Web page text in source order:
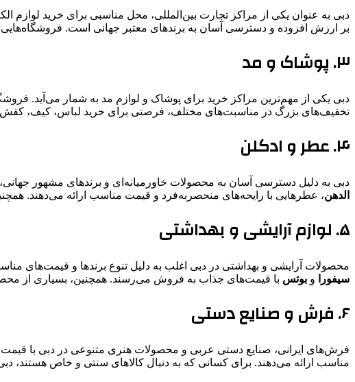
دبی به عنوان یکی از مراکز تجارت بین‌المللی، محل مناسبی برای خرید لوازم
بر ارزش افزوده و دسترسی آسان به برندهای معتبر جهانی است. فروشگاه‌هایی
۳. پوشاک و مد
دبی یکی از مهم‌ترین مراکز خرید برای پوشاک و لوازم مد به شمار می‌آید.
تخفیف‌های بزرگ در مناسبت‌های مختلف، فرصتی برای خرید لباس، کیف، کفش
۴. عطر و ادکلن
دبی به دلیل دسترسی آسان به محصولات خاورمیانه‌ای و برندهای مشهور
الدهن، عطرهایی با رایحه‌های منحصربه‌فرد و قیمت مناسب ارائه می‌دهند.
۵. لوازم آرایشی و بهداشتی
محصولات آرایشی و بهداشتی در دبی اغلب به دلیل تنوع برندها و قیمت‌های
سیفورا
و بوتس با قیمت‌های جذاب به فروش می‌رسند. همچنین، بسیاری از
۶. فرش و صنایع دستی
فرش‌های ایرانی، صنایع دستی عربی و محصولات هنری متنوعی در دبی با
مناسب ارائه می‌دهند. برای کسانی که به دنبال کالاهای سنتی و خاص هستند،